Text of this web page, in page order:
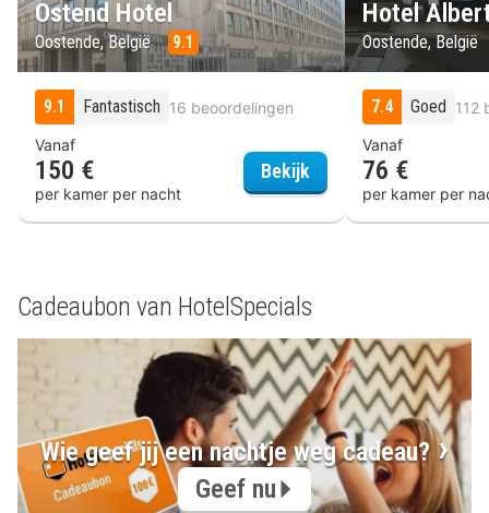
Ostend Hotel
Oostende, België 9.1
9.1 Fantastisch 16 beoordelingen
Vanaf
150 €
per kamer per nacht
Bekijk Ostend Hotel
Hotel
Oostende, België
7.4 Goed 112
Vanaf
76 €
per kamer per
Cadeaubon van HotelSpecials
Wie geef jij een nachtje weg cadeau?
Geef nu